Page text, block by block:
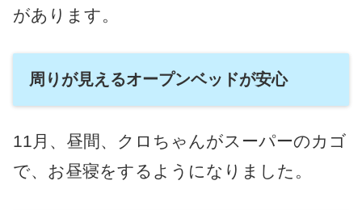
があります。
周りが見えるオープンベッドが安心
11月、昼間、クロちゃんがスーパーのカゴ
で、お昼寝をするようになりました。